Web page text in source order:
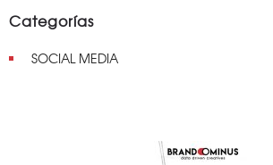
Categorías
SOCIAL MEDIA